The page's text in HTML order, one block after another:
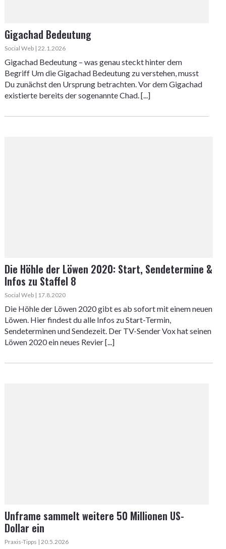
Gigachad Bedeutung
Social Web | 22.1.2026
Gigachad Bedeutung – was genau steckt hinter dem
Begriff Um die Gigachad Bedeutung zu verstehen, musst
Du zunächst den Ursprung betrachten. Vor dem Gigachad
existierte bereits der sogenannte Chad. [...]
Die Höhle der Löwen 2020: Start, Sendetermine &
Infos zu Staffel 8
Social Web | 17.8.2020
Die Höhle der Löwen 2020 gibt es ab sofort mit einem neuen
Löwen. Hier findest du alle Infos zu Start-Termin,
Sendeterminen und Sendezeit. Der TV-Sender Vox hat seinen
Löwen 2020 ein neues Revier [...]
Unframe sammelt weitere 50 Millionen US-
Dollar ein
Praxis-Tipps | 20.5.2026